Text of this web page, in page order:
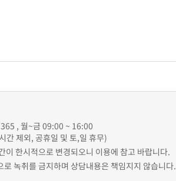
, 월~금 09:00 ~ 16:00
제외, 공휴일 및 토,일 휴무)
한시적으로 변경되오니 이용에 참고 바랍니다.
녹취를 금지하며 상담내용은 책임지지 않습니다.